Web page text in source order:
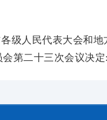
级人民代表大会和
第二十三次会议决